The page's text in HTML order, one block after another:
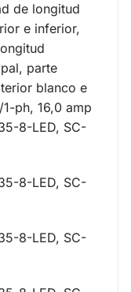
de longitud
e inferior,
parte
blanco e
ph, 16,0 amp
8-LED, SC-
8-LED, SC-
8-LED, SC-